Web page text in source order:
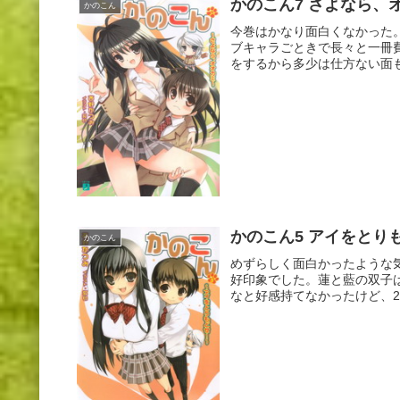
かのこん かのこん7 さよなら、
今巻はかなり面白くなかった
ブキャラごときで長々と一冊
をするから多少は仕方ない面
かのこん かのこん5 アイをとり
めずらしく面白かったような
好印象でした。蓮と藍の双子
なと好感持てなかったけど、